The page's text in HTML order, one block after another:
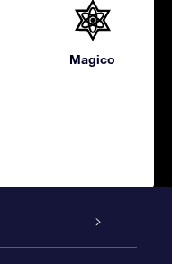
Magico